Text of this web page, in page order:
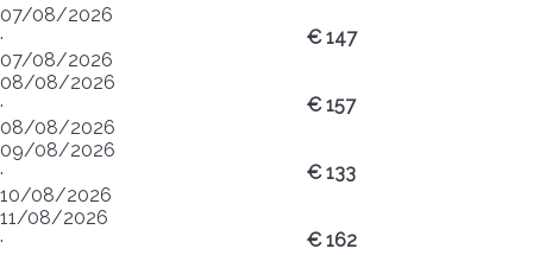
07/08/2026
·
07/08/2026
€ 147
08/08/2026
·
08/08/2026
€ 157
09/08/2026
·
10/08/2026
€ 133
11/08/2026
·
€ 162